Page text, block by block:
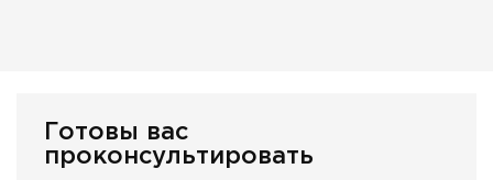
Готовы вас
проконсультировать